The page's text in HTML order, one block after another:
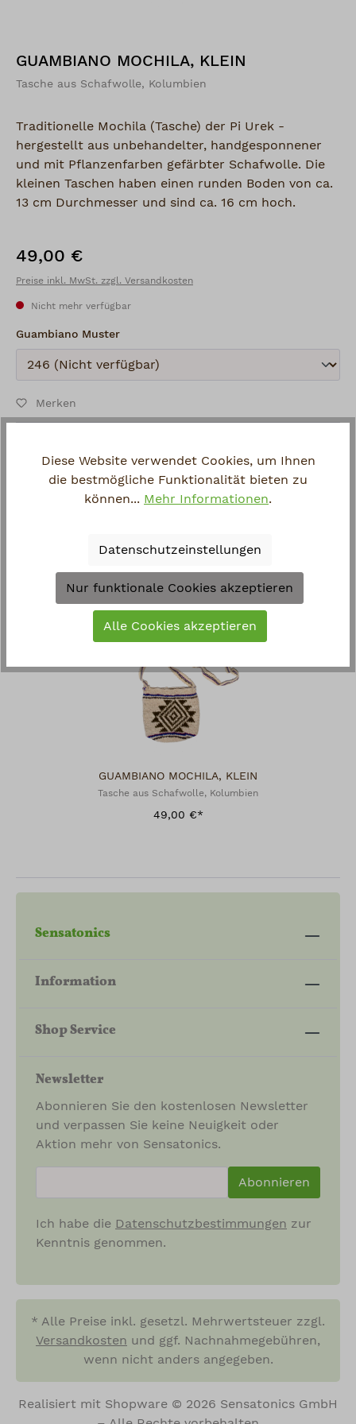
GUAMBIANO MOCHILA, KLEIN
Tasche aus Schafwolle, Kolumbien
Traditionelle Mochila (Tasche) der Pi Urek -
hergestellt aus unbehandelter, handgesponnener
und mit Pflanzenfarben gefärbter Schafwolle. Die
kleinen Taschen haben einen runden Boden von ca.
13 cm Durchmesser und sind ca. 16 cm hoch.
Regulärer Preis:
49,00 €
Preise inkl. MwSt. zzgl. Versandkosten
Nicht mehr verfügbar
Guambiano Musterauswählen
Absenden
Merken
Zuletzt angesehen
GUAMBIANO MOCHILA, KLEIN
Tasche aus Schafwolle, Kolumbien
49,00 €*
Sensatonics
Information
Shop Service
Newsletter
Abonnieren Sie den kostenlosen Newsletter
und verpassen Sie keine Neuigkeit oder
Aktion mehr von Sensatonics.
Abonnieren
Ich habe die Datenschutzbestimmungen zur
Kenntnis genommen.
* Alle Preise inkl. gesetzl. Mehrwertsteuer zzgl.
Versandkosten und ggf. Nachnahmegebühren,
wenn nicht anders angegeben.
Realisiert mit Shopware © 2026 Sensatonics GmbH
Diese Website verwendet Cookies, um Ihnen
die bestmögliche Funktionalität bieten zu
können... Mehr Informationen.
Datenschutzeinstellungen
Nur funktionale Cookies akzeptieren
Alle Cookies akzeptieren